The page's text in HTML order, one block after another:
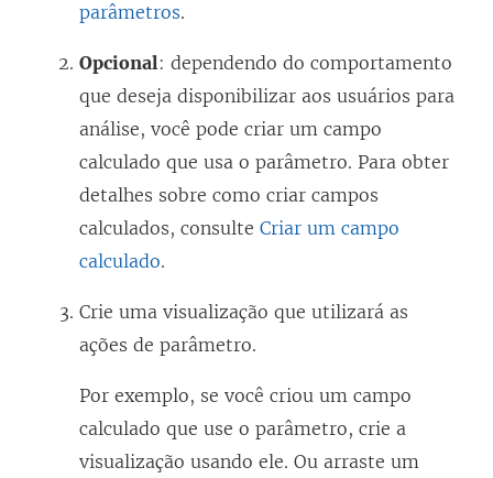
parâmetros.
Opcional: dependendo do comportamento
que deseja disponibilizar aos usuários para
análise, você pode criar um campo
calculado que usa o parâmetro. Para obter
detalhes sobre como criar campos
calculados, consulte Criar um campo
calculado.
Crie uma visualização que utilizará as
ações de parâmetro.
Por exemplo, se você criou um campo
calculado que use o parâmetro, crie a
visualização usando ele. Ou arraste um